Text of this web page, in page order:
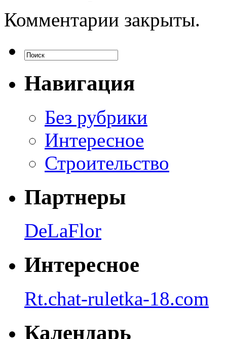
Комментарии закрыты.
Навигация
Без рубрики
Интересное
Строительство
Партнеры
DeLaFlor
Интересное
Rt.chat-ruletka-18.com
Календарь